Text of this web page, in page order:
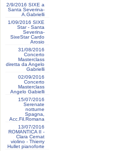
2/9/2016 SIXE a
Santa Severina-
A.Gabrielli
1/09/2016 SIXE
Star - Santa
Severina-
SixeStar Cardo
Arosio
31/08/2016
Concerto
Masterclass
diretta da Angelo
Gabrielli
02/09/2016
Concerto
Masterclass
Angelo Gabielli
15/07/2016
Serenate
notturne
Spagna,
Acc.Fil.Romana
13/07/2016
ROMANTICA II -
Clara Cernat
violino - Thierry
Hullet pianoforte